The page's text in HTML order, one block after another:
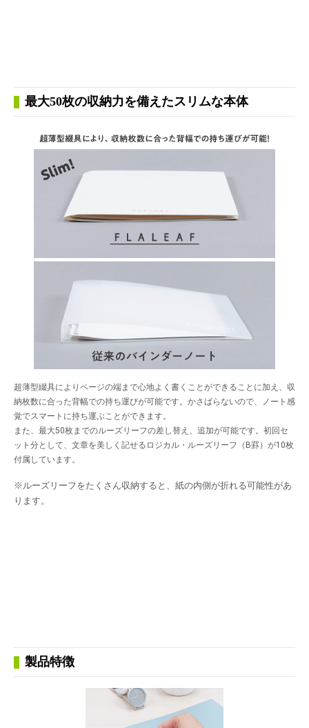
最大50枚の収納力を備えたスリムな本体
超薄型綴具によりページの端まで心地よく書くことができることに加え、収
納枚数に合った背幅での持ち運びが可能です。かさばらないので、ノート感
覚でスマートに持ち運ぶことができます。
また、最大50枚までのルーズリーフの差し替え、追加が可能です。初回セ
ット分として、文章を美しく記せるロジカル・ルーズリーフ（B罫）が10枚
付属しています。
※ルーズリーフをたくさん収納すると、紙の内側が折れる可能性があ
ります。
製品特徴